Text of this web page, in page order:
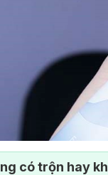
có trộn hay